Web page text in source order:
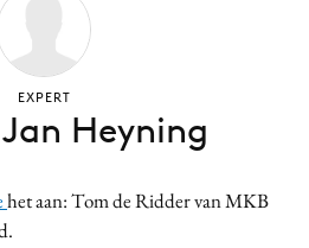
het aan: Tom de Ridder van MKB
EXPERT
Heyning